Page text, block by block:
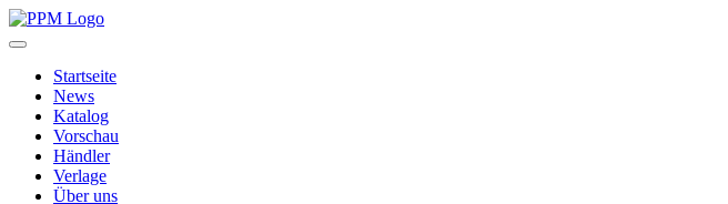
Startseite
News
Katalog
Vorschau
Händler
Verlage
Über uns